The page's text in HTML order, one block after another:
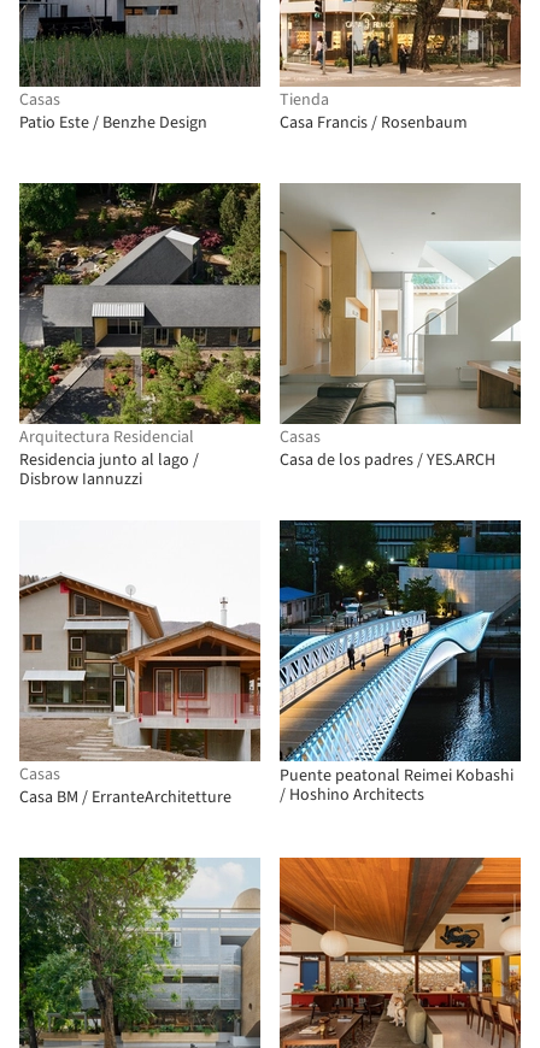
Casas
Patio Este / Benzhe Design
Tienda
Casa Francis / Rosenbaum
Arquitectura Residencial
Residencia junto al lago /
Disbrow Iannuzzi
Casas
Casa de los padres / YES.ARCH
Casas
Casa BM / ErranteArchitetture
Puente peatonal Reimei Kobashi
/ Hoshino Architects